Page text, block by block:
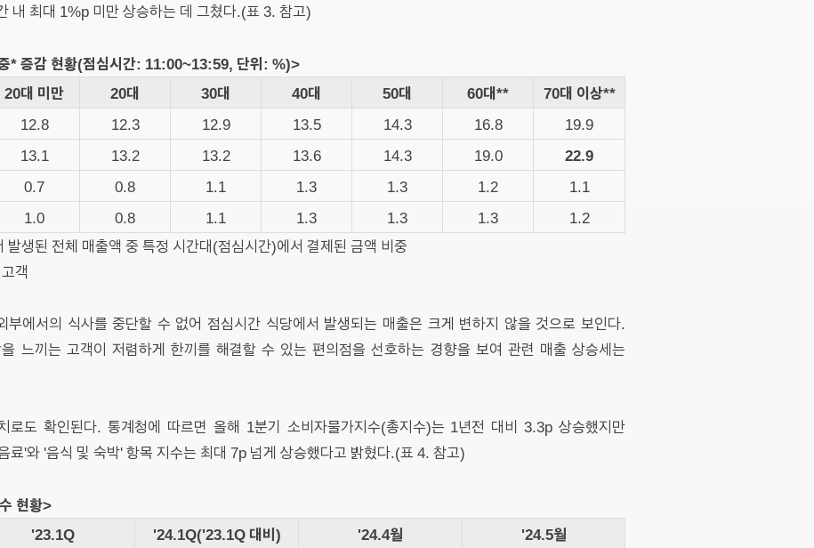
내 최대 1%p 미만 상승하는 데 그쳤다.(표 3. 참고)
* 증감 현황(점심시간: 11:00~13:59, 단위: %)>
20대 미만 20대 30대 40대 50대 60대**
70대 이상**
12.8 12.3 12.9 13.5 14.3 16.8 19.9
13.1 13.2 13.2 13.6 14.3 19.0
22.9
0.7 0.8 1.1 1.3 1.3 1.2 1.1
1.0 0.8 1.1 1.3 1.3 1.3
1.2
발생된 전체 매출액 중 특정 시간대(점심시간)에서 결제된 금액 비중
객
부에서의 식사를 중단할 수 없어 점심시간 식당에서 발생되는 매출은 크게 변하지 않을 것으로 보인다.
느끼는 고객이 저렴하게 한끼를 해결할 수 있는 편의점을 선호하는 경향을 보여 관련 매출 상승세는
로도 확인된다. 통계청에 따르면 올해 1분기 소비자물가지수(총지수)는 1년전 대비 3.3p 상승했지만
료'와 '음식 및 숙박' 항목 지수는 최대 7p 넘게 상승했다고 밝혔다.(표 4. 참고)
현황>
'23.1Q
'24.1Q('23.1Q 대비) '24.4월 '24.5월